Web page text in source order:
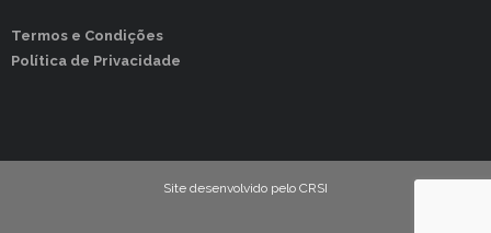
Termos e Condições
Política de Privacidade
Site desenvolvido pelo CRSI